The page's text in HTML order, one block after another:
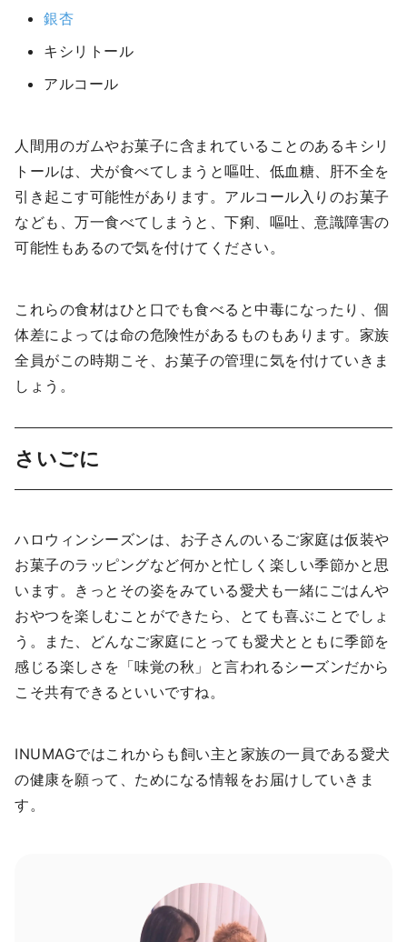
銀杏
キシリトール
アルコール
人間用のガムやお菓子に含まれていることのあるキシリ
トールは、犬が食べてしまうと嘔吐、低血糖、肝不全を
引き起こす可能性があります。アルコール入りのお菓子
なども、万一食べてしまうと、下痢、嘔吐、意識障害の
可能性もあるので気を付けてください。
これらの食材はひと口でも食べると中毒になったり、個
体差によっては命の危険性があるものもあります。家族
全員がこの時期こそ、お菓子の管理に気を付けていきま
しょう。
さいごに
ハロウィンシーズンは、お子さんのいるご家庭は仮装や
お菓子のラッピングなど何かと忙しく楽しい季節かと思
います。きっとその姿をみている愛犬も一緒にごはんや
おやつを楽しむことができたら、とても喜ぶことでしょ
う。また、どんなご家庭にとっても愛犬とともに季節を
感じる楽しさを「味覚の秋」と言われるシーズンだから
こそ共有できるといいですね。
INUMAGではこれからも飼い主と家族の一員である愛犬
の健康を願って、ためになる情報をお届けしていきま
す。